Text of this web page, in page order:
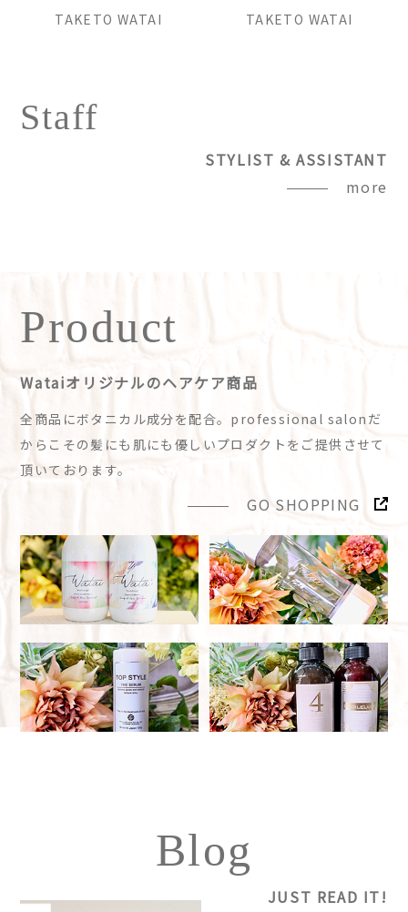
TAKETO WATAI TAKETO WATAI
Staff
STYLIST & ASSISTANT
more
Product
Wataiオリジナルのヘアケア商品
全商品にボタニカル成分を配合。professional salonだ
からこその髪にも肌にも優しいプロダクトをご提供させて
頂いております。
GO SHOPPING
Blog
JUST READ IT!